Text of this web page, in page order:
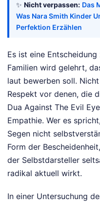
✨ Nicht verpassen: Das
Was Nara Smith Kinder
Perfektion Erzählen
Es ist eine
Familien wird gelehrt,
laut bewerben soll.
Respekt vor denen, die
Dua Against The Evil
Empathie. Wer es
Segen nicht
Form der
der Selbstdarsteller
radikal aktuell wirkt.
In einer Untersuchung